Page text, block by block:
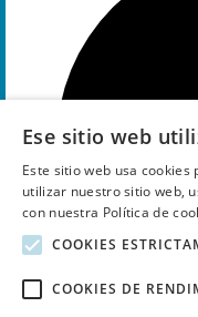
Ese sitio web
Este sitio web usa
utilizar nuestro sitio web,
con nuestra Política de
COOKIES
COOKIES DE